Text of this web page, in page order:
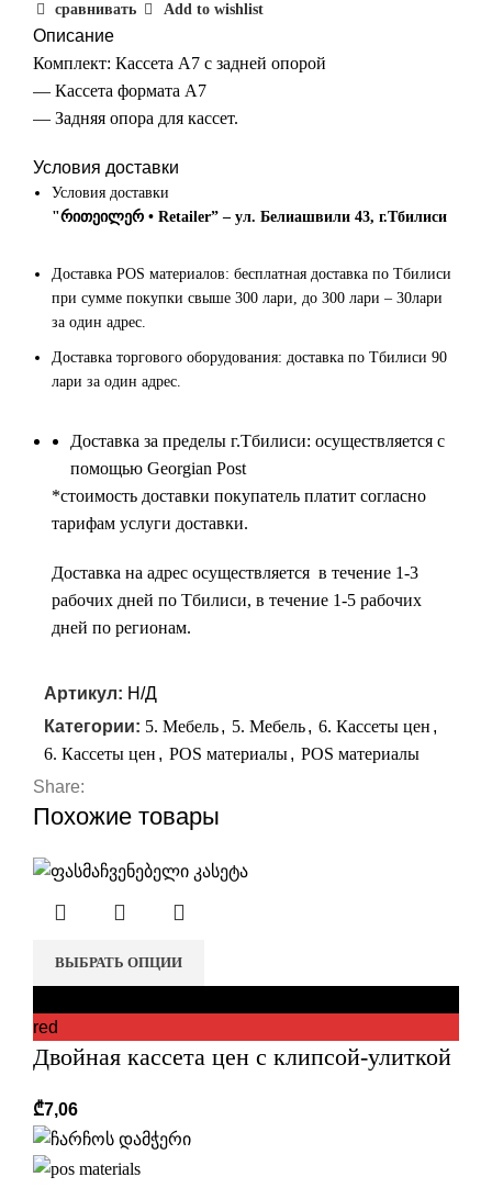
сравнивать Add to wishlist
Описание
Комплект: Кассета А7 с задней опорой
— Кассета формата А7
— Задняя опора для кассет.
Условия доставки
Условия доставки
"რითეილერ • Retailer” – ул. Белиашвили 43, г.Тбилиси
Доставка POS материалов: бесплатная доставка по Тбилиси
при сумме покупки свыше 300 лари, до 300 лари – 30лари
за один адрес.
Доставка торгового оборудования: доставка по Тбилиси 90
лари за один адрес.
Доставка за пределы г.Тбилиси: осуществляется с
помощью Georgian Post
*cтоимость доставки покупатель платит согласно
тарифам услуги доставки.
Доставка на адрес осуществляется в течение 1-3
рабочих дней по Тбилиси, в течение 1-5 рабочих
дней по регионам.
Артикул: Н/Д
Категории: 5. Мебель, 5. Мебель, 6. Кассеты цен ,
6. Кассеты цен , POS материалы, POS материалы
Share:
Похожие товары
ВЫБРАТЬ ОПЦИИ
red
Двойная кассета цен с клипсой-улиткой
₾7,06